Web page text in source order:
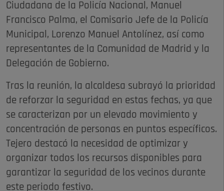
Ciudadana de la Policía Nacional, Manuel
Francisco Palma, el Comisario Jefe de la Policía
Municipal, Lorenzo Manuel Antolínez, así como
representantes de la Comunidad de Madrid y la
Delegación de Gobierno.
Tras la reunión, la alcaldesa subrayó la prioridad
de reforzar la seguridad en estas fechas, ya que
se caracterizan por un elevado movimiento y
concentración de personas en puntos específicos.
Tejero destacó la necesidad de optimizar y
organizar todos los recursos disponibles para
garantizar la seguridad de los vecinos durante
este periodo festivo.